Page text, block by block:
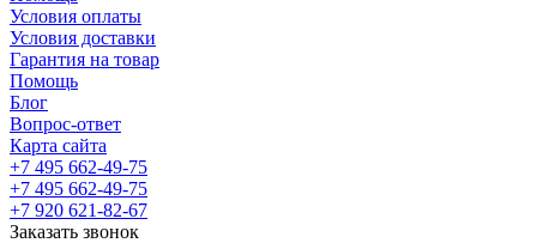
Условия оплаты
Условия доставки
Гарантия на товар
Помощь
Блог
Вопрос-ответ
Карта сайта
+7 495 662-49-75
+7 495 662-49-75
+7 920 621-82-67
Заказать звонок